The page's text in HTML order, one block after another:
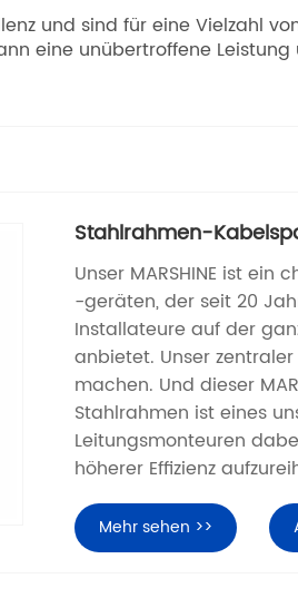
und sind für eine Vielzahl
eine unübertroffene
Stahlrahmen-
Unser MARSHINE ist ein
-geräten, der seit 20
Installateure auf der
anbietet. Unser
machen. Und dieser
Stahlrahmen ist eines
Leitungsmonteuren
höherer Effizienz
Mehr sehen >>